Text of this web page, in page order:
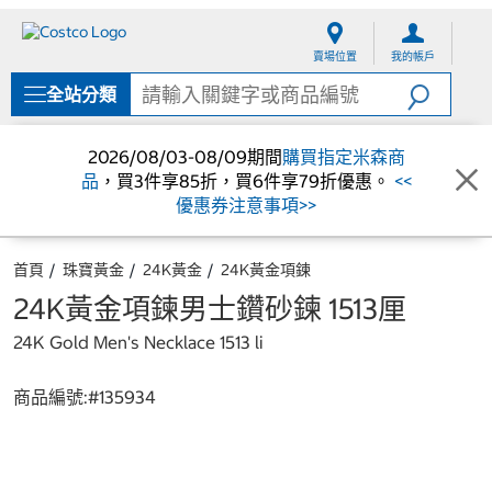
單
賣場位置 我的帳戶
全站分類
2026/08/03-08/09期間購買指定米森商
品 ，買3件享85折，買6件享79折優惠。 <<
優惠券注意事項>>
首頁 珠寶黃金 24K黃金 24K黃金項鍊
24K黃金項鍊男士鑽砂鍊 1513厘
24K Gold Men's Necklace 1513 li
商品編號:#135934